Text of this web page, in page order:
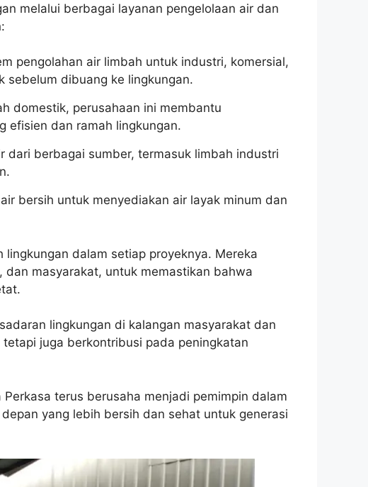
melalui berbagai layanan pengelolaan air dan
pengolahan air limbah untuk industri, komersial,
sebelum dibuang ke lingkungan.
domestik, perusahaan ini membantu
efisien dan ramah lingkungan.
dari berbagai sumber, termasuk limbah industri
bersih untuk menyediakan air layak minum dan
dalam setiap proyeknya. Mereka
masyarakat, untuk memastikan bahwa
lingkungan di kalangan masyarakat dan
juga berkontribusi pada peningkatan
terus berusaha menjadi pemimpin dalam
yang lebih bersih dan sehat untuk generasi